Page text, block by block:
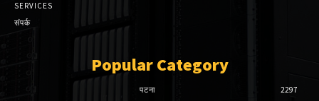
SERVICES
संपर्क
Popular Category
पटना
2297